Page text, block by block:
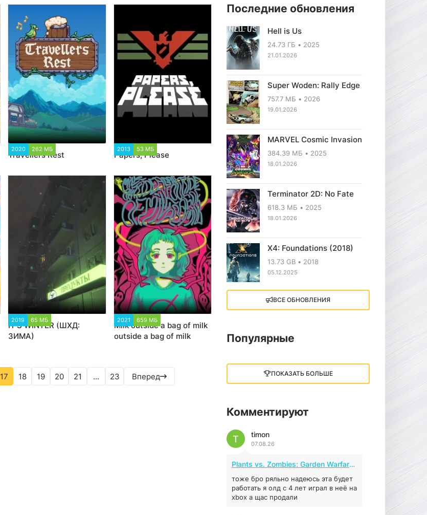
2020 262 МБ
Travellers Rest
2013 53 МБ
Papers, Please
2019 65 МБ
IT'S WINTER (ШХД:
ЗИМА)
2021 659 МБ
Milk outside a bag of milk
outside a bag of milk
17 18 19 20 21 ... 23 Вперед
Последние обновления
Hell is Us
24.73 ГБ 2025
21.01.2026
Super Woden: Rally Edge
757.7 МБ 2026
19.01.2026
MARVEL Cosmic Invasion
384.39 МБ 2025
18.01.2026
Terminator 2D: No Fate
618.3 МБ 2025
18.01.2026
X4: Foundations (2018)
13.73 GB 2018
05.12.2025
Little Nightmares III
4.96 ГБ 2023
MAFIA: THE OLD
COUNTRY
44.98 ГБ
04.12.2025
Red Chaos - The Strict
Order
5.43 ГБ 2025
04.12.2025
ВСЕ ОБНОВЛЕНИЯ
Популярные
ПОКАЗАТЬ БОЛЬШЕ
Комментируют
timon
07.08.26
T
Plants vs. Zombies: Garden Warfare 2 (2016)
тоже бро ряльно надеюсь эта будет
работать я олд с 4 лет играл в неё на
xbox а щас продали